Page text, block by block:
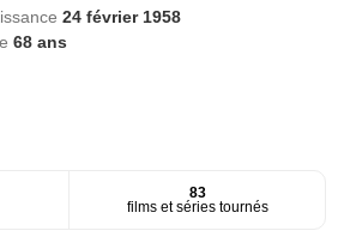
24 février 1958
68 ans
83
films et séries tournés